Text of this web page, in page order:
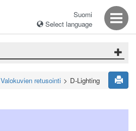
Suomi
Select language
Valokuvien retusointi D-Lighting